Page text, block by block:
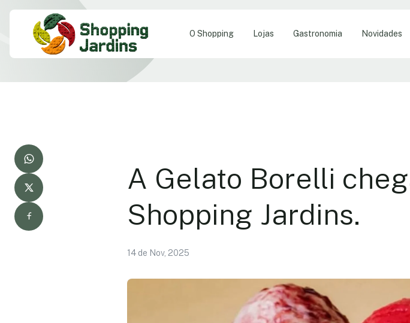
O Shopping Lojas Gastronomia Novidades
A Gelato Borelli
Shopping Jardins.
14 de Nov, 2025